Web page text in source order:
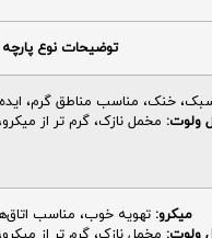
توضیحات نوع پارچه
خنک، مناسب مناطق گرم،
ولوت: مخمل نازک، گرم تر از
میکرو: تهویه خوب، مناسب